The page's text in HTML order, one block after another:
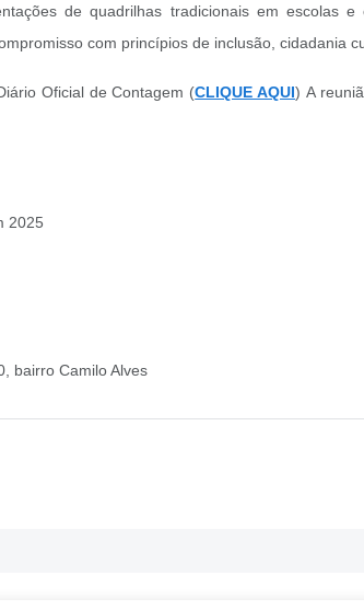
de quadrilhas tradicionais em escolas
com princípios de inclusão, cidadania
Oficial de Contagem (CLIQUE AQUI) A
2025
bairro Camilo Alves